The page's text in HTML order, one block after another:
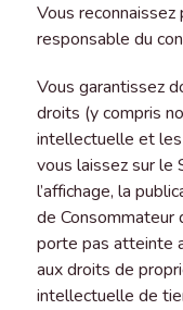
Vous
responsable du
Vous garantissez
droits (y compris
intellectuelle et les
vous laissez sur le
l’affichage, la
de Consommateur
porte pas atteinte
aux droits de
intellectuelle de